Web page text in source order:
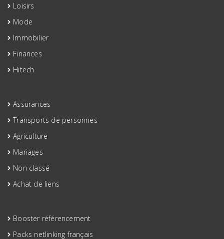
Loisirs
Mode
Immobilier
Finances
Hitech
Assurances
Transports de personnes
Agriculture
Mariages
Non classé
Achat de liens
Booster référencement
Packs netlinking français